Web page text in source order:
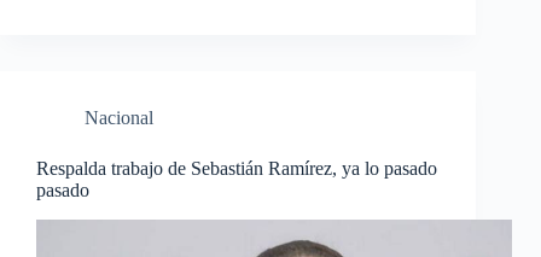
Nacional
Respalda trabajo de Sebastián Ramírez, ya lo pasado
pasado